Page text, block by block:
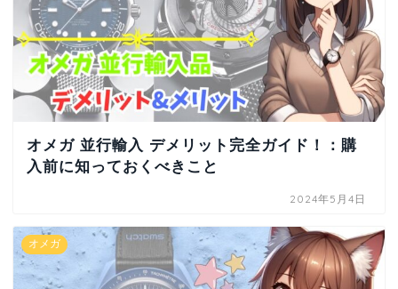
オメガ 並行輸入 デメリット完全ガイド！：購
入前に知っておくべきこと
2024年5月4日
オメガ